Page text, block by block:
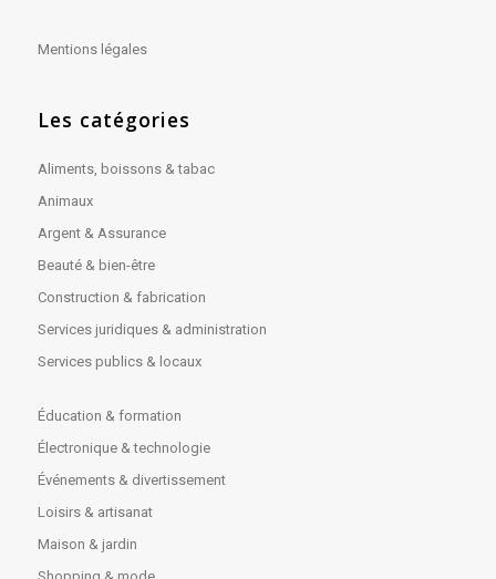
Mentions légales
Les catégories
Aliments, boissons & tabac
Animaux
Argent & Assurance
Beauté & bien-être
Construction & fabrication
Services juridiques & administration
Services publics & locaux
Éducation & formation
Électronique & technologie
Événements & divertissement
Loisirs & artisanat
Maison & jardin